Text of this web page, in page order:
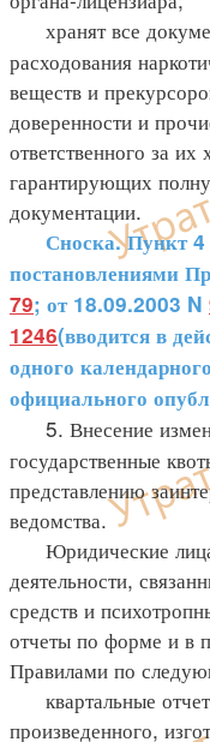
хранят все
расходования
веществ и
доверенности и
ответственного за
гарантирующих
документации.
Сноска. Пункт 4
постановлениями
79; от 18.09.2003 N
1246(вводится в
одного
официального
5. Внесение
государственные
представлению
ведомства.
Юридические
деятельности,
средств и
отчеты по форме и в
Правилами по
квартальные
произведенного,